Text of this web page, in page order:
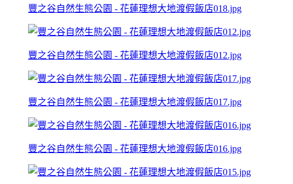
豐之谷自然生態公園 - 花蓮理想大地渡假飯店018.jpg
豐之谷自然生態公園 - 花蓮理想大地渡假飯店012.jpg
豐之谷自然生態公園 - 花蓮理想大地渡假飯店017.jpg
豐之谷自然生態公園 - 花蓮理想大地渡假飯店016.jpg